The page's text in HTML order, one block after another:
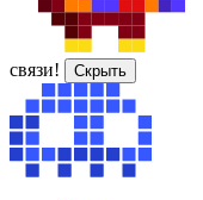
связи!
Скрыть